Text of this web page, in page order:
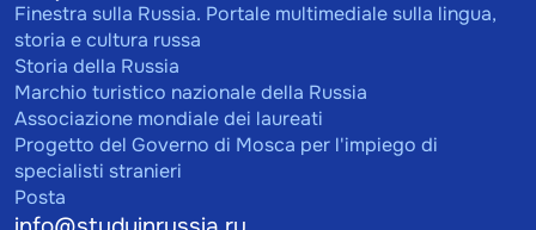
Finestra sulla Russia. Portale multimediale sulla lingua,
storia e cultura russa
Storia della Russia
Marchio turistico nazionale della Russia
Associazione mondiale dei laureati
Progetto del Governo di Mosca per l'impiego di
specialisti stranieri
Posta